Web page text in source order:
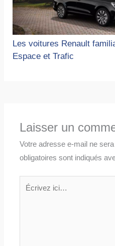
Les voitures Renault
Espace et Trafic
Laisser un
Votre adresse e-mail ne
obligatoires sont indiqués
Écrivez